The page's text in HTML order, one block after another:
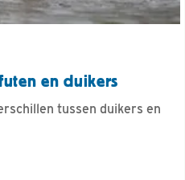
en duikers
tussen duikers en